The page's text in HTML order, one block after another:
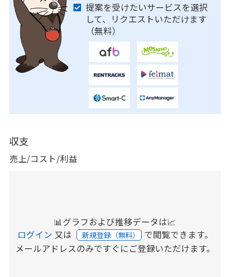
提案を受けたいサービスを選択
して、リクエストいただけます
（無料）
収支
売上/コスト/利益
📊グラフおよび推移データは📈
ログイン 又は 新規登録（無料） で閲覧できます。
メールアドレスのみですぐにご登録いただけます。